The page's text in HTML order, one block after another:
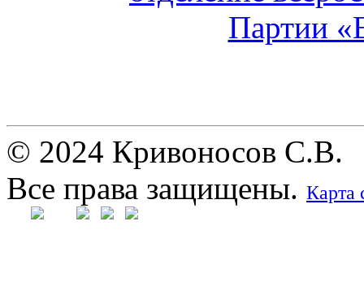
© 2024 Кривоносов С.В.
Все права защищены. Карта